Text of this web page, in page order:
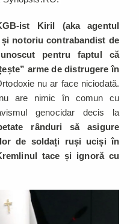
ist Kiril (aka agentul
notoriu contrabandist de
pentru faptul că
arme de distrugere în
nu ar face niciodată.
are nimic în comun cu
genocidar decis la
rânduri să asigure
de soldați ruși uciși în
tace și ignoră cu